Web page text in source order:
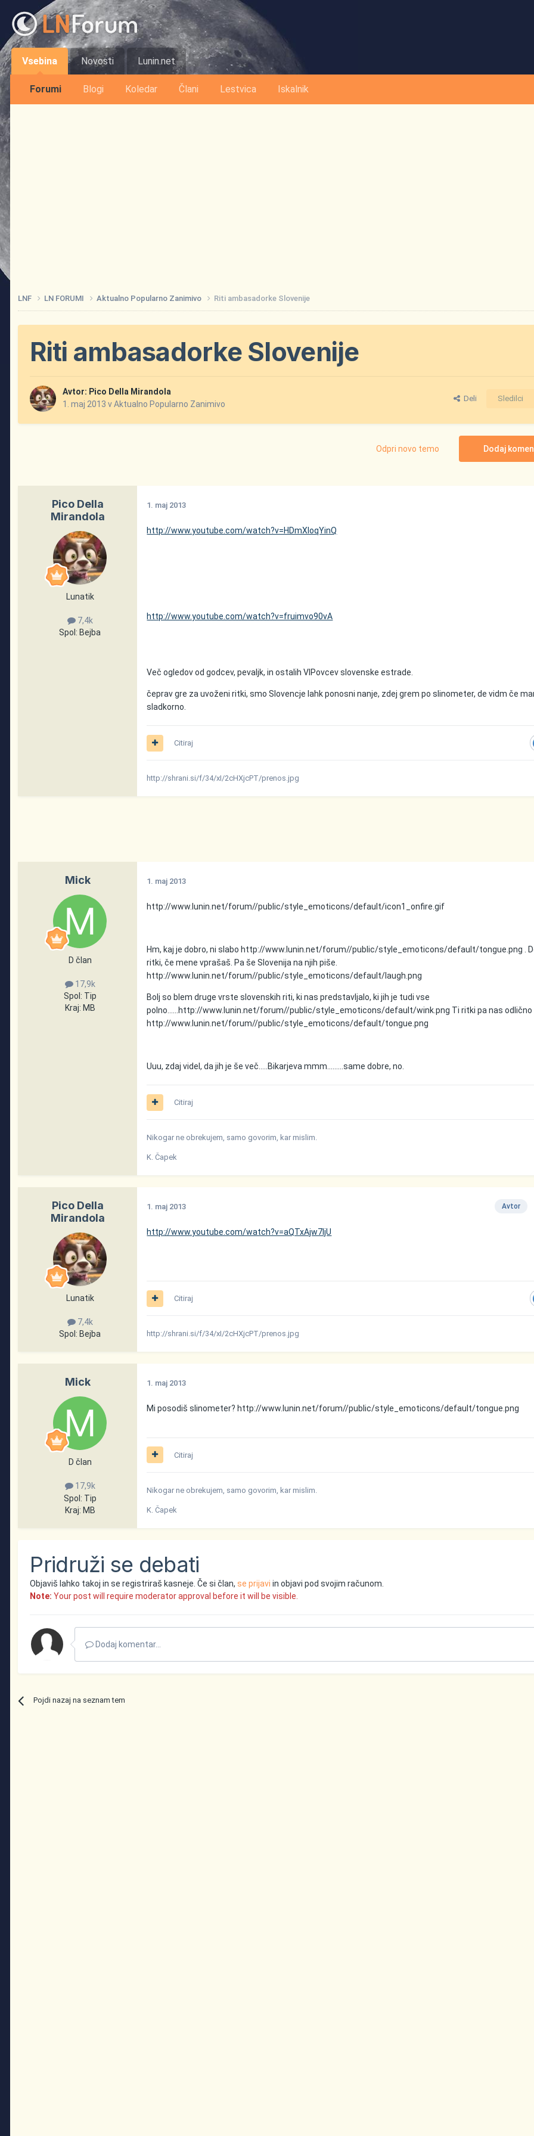
Vsebina
Forumi Blogi Koledar Člani Lestvica Iskalnik
Novosti Lunin.net
LNF LN FORUMI Aktualno Popularno Zanimivo Riti ambasadorke Slovenije
Riti ambasadorke Slovenije
Avtor: Pico Della Mirandola
1. maj 2013 vAktualno Popularno Zanimivo
Deli Sledilci
Dodaj
Odpri novo temo
Pico Della
Mirandola
Lunatik
7,4k
Spol: Bejba
1. maj 2013
http://www.youtube.com/watch?v=HDmXIoqYinQ
http://www.youtube.com/watch?v=fruimvo90vA
Več ogledov od godcev, pevaljk, in ostalih VIPovcev slovenske estrade.
čeprav gre za uvoženi ritki, smo Slovencje lahk ponosni nanje, zdej grem po slinometer, de vidm če
sladkorno.
Citiraj
http://shrani.si/f/34/xI/2cHXjcPT/prenos.jpg
Mick
D član
17,9k
Spol: Tip
Kraj: MB
1. maj 2013
http://www.lunin.net/forum//public/style_emoticons/default/icon1_onfire.gif
Hm, kaj je dobro, ni slabo http://www.lunin.net/forum//public/style_emoticons/default/tongue.png .
ritki, če mene vprašaš. Pa še Slovenija na njih piše.
http://www.lunin.net/forum//public/style_emoticons/default/laugh.png
Bolj so blem druge vrste slovenskih riti, ki nas predstavljalo, ki jih je tudi vse
polno...... http://www.lunin.net/forum//public/style_emoticons/default/wink.png Ti ritki pa nas odlično
http://www.lunin.net/forum//public/style_emoticons/default/tongue.png
Uuu, zdaj videl, da jih je še več.....Bikarjeva mmm.........same dobre, no.
Citiraj
Nikogar ne obrekujem, samo govorim, kar mislim.
K. Čapek
Pico Della
Mirandola
Lunatik
7,4k
Spol: Bejba
Avtor
1. maj 2013
http://www.youtube.com/watch?v=aQTxAjw7IjU
Citiraj
http://shrani.si/f/34/xI/2cHXjcPT/prenos.jpg
Mick
D član
17,9k
Spol: Tip
Kraj: MB
1. maj 2013
Mi posodiš slinometer? http://www.lunin.net/forum//public/style_emoticons/default/tongue.png
Citiraj
Nikogar ne obrekujem, samo govorim, kar mislim.
K. Čapek
Pridruži se debati
Objaviš lahko takoj in se registriraš kasneje. Če si član,se prijavi in objavi pod svojim računom.
Note: Your post will require moderator approval before it will be visible.
Dodaj komentar...
Pojdi nazaj na seznam tem